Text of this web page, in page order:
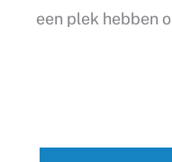
een plek hebben